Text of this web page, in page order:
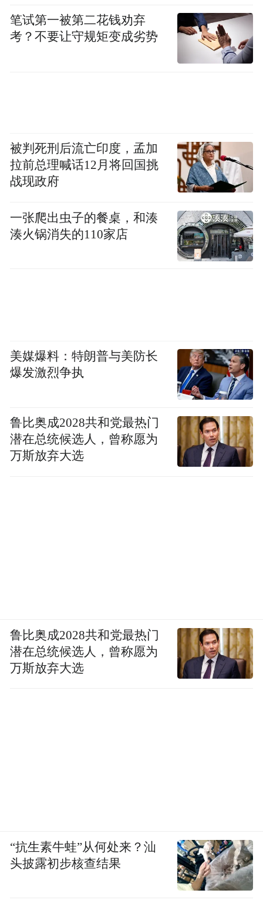
部分西北人的气质。原本是兰大人开玩笑的
“骆驼证”，在严校长解释下，便带上了兰大
特有的气质。严校长继续说道：兰州大学资
兰州大学校长严纯华受邀参加《开讲啦》栏目
“特别声明：以上作品内容(包括在内的视频、图片或音
频)为凤凰网旗下自媒体平台“大风号”用户上传并发
布，本平台仅提供信息存储空间服务。
Notice: The content above (including the videos,
笔试第一被第二花钱劝弃
考？不要让守规矩变成劣势
被判死刑后流亡印度，孟加
拉前总理喊话12月将回国挑
战现政府
一张爬出虫子的餐桌，和湊
湊火锅消失的110家店
美媒爆料：特朗普与美防长
爆发激烈争执
鲁比奥成2028共和党最热门
潜在总统候选人，曾称愿为
万斯放弃大选
鲁比奥成2028共和党最热门
潜在总统候选人，曾称愿为
万斯放弃大选
“抗生素牛蛙”从何处来？汕
头披露初步核查结果